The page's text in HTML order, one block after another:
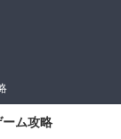
ーム攻略